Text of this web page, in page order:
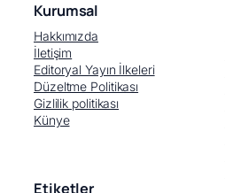
Kurumsal
Hakkımızda
İletişim
Editoryal Yayın İlkeleri
Düzeltme Politikası
Gizlilik politikası
Künye
Etiketler